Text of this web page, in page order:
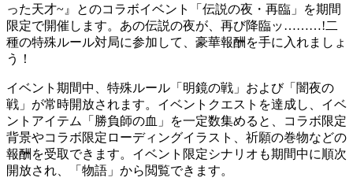
った天才~』とのコラボイベント「伝説の夜・再臨」を期間
限定で開催します。あの伝説の夜が、再び降臨ッ………!二
種の特殊ルール対局に参加して、豪華報酬を手に入れましょ
う！
イベント期間中、特殊ルール「明鏡の戦」および「闇夜の
戦」が常時開放されます。イベントクエストを達成し、イベ
ントアイテム「勝負師の血」を一定数集めると、コラボ限定
背景やコラボ限定ローディングイラスト、祈願の巻物などの
報酬を受取できます。イベント限定シナリオも期間中に順次
開放され、「物語」から閲覧できます。